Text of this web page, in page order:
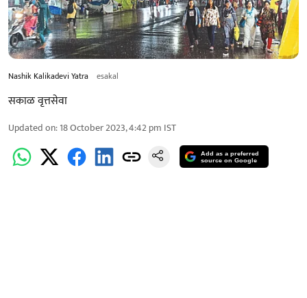
Nashik Kalikadevi Yatra esakal
सकाळ वृत्तसेवा
Updated on:18 October 2023, 4:42 pm IST
Add as a preferred
source on Google